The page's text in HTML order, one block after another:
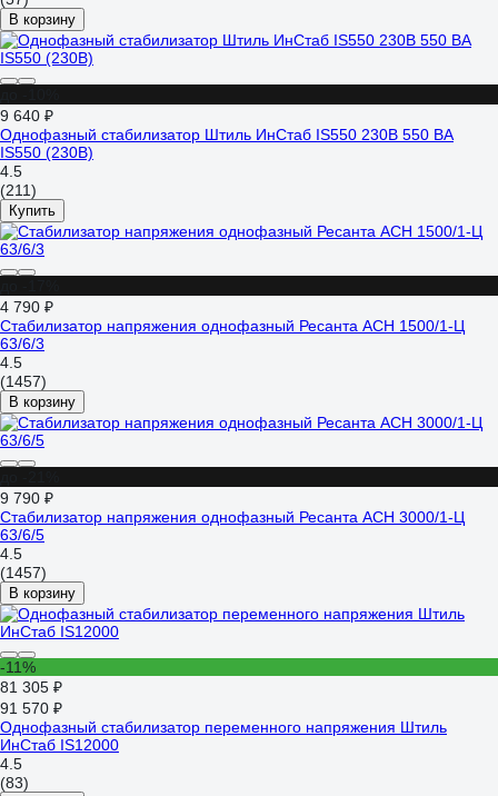
В корзину
9 640 ₽
Однофазный cтабилизатор Штиль ИнСтаб IS550 230В 550 ВА
IS550 (230В)
4.5
(211)
Купить
4 790 ₽
Стабилизатор напряжения однофазный Ресанта АСН 1500/1-Ц
63/6/3
4.5
(1457)
В корзину
9 790 ₽
Стабилизатор напряжения однофазный Ресанта АСН 3000/1-Ц
63/6/5
4.5
(1457)
В корзину
-11%
81 305 ₽
91 570 ₽
Однофазный стабилизатор переменного напряжения Штиль
ИнСтаб IS12000
4.5
(83)